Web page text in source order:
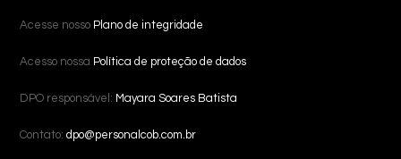
Acesse nosso Plano de integridade
Acesso nossa Política de proteção de dados
DPO responsável: Mayara Soares Batista
Contato:dpo@personalcob.com.br